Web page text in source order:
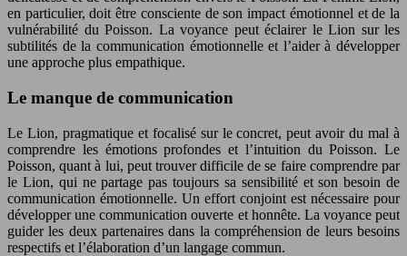
en particulier, doit être consciente de son impact émotionnel et de la
vulnérabilité du Poisson. La voyance peut éclairer le Lion sur les
subtilités de la communication émotionnelle et l’aider à développer
une approche plus empathique.
Le manque de communication
Le Lion, pragmatique et focalisé sur le concret, peut avoir du mal à
comprendre les émotions profondes et l’intuition du Poisson. Le
Poisson, quant à lui, peut trouver difficile de se faire comprendre par
le Lion, qui ne partage pas toujours sa sensibilité et son besoin de
communication émotionnelle. Un effort conjoint est nécessaire pour
développer une communication ouverte et honnête. La voyance peut
guider les deux partenaires dans la compréhension de leurs besoins
respectifs et l’élaboration d’un langage commun.